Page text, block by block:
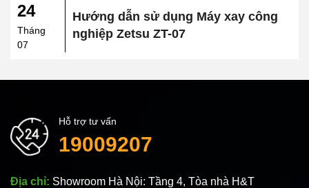
24
Tháng
07
Hướng dẫn sử dụng Máy xay công
nghiệp Zetsu ZT-07
Hỗ trợ tư vấn
19009207
Địa chỉ: Showroom Hà Nội: Tầng 4, Tòa nhà H&T